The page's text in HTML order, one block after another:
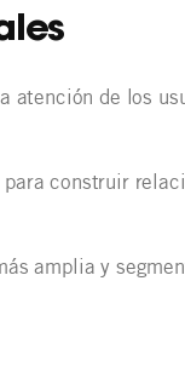
atención de los
construir
amplia y